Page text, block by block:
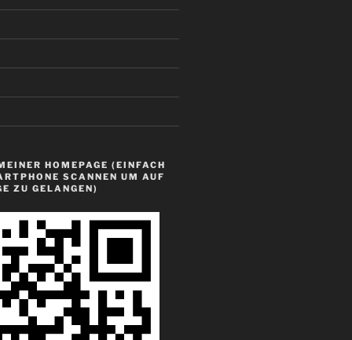
HOMEPAGE (EINFACH
SCANNEN UM AUF
ZU GELANGEN)